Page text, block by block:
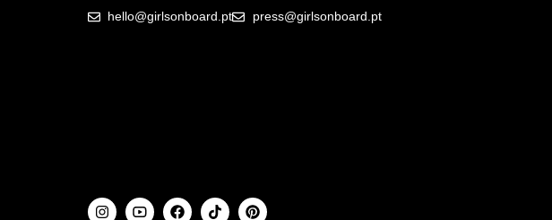
hello@girlsonboard.pt press@girlsonboard.pt